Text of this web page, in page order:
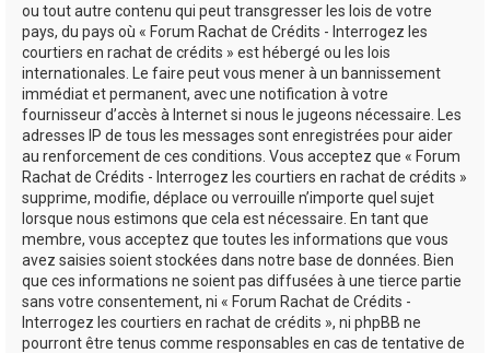
ou tout autre contenu qui peut transgresser les lois de votre
pays, du pays où « Forum Rachat de Crédits - Interrogez les
courtiers en rachat de crédits » est hébergé ou les lois
internationales. Le faire peut vous mener à un bannissement
immédiat et permanent, avec une notification à votre
fournisseur d’accès à Internet si nous le jugeons nécessaire. Les
adresses IP de tous les messages sont enregistrées pour aider
au renforcement de ces conditions. Vous acceptez que « Forum
Rachat de Crédits - Interrogez les courtiers en rachat de crédits »
supprime, modifie, déplace ou verrouille n’importe quel sujet
lorsque nous estimons que cela est nécessaire. En tant que
membre, vous acceptez que toutes les informations que vous
avez saisies soient stockées dans notre base de données. Bien
que ces informations ne soient pas diffusées à une tierce partie
sans votre consentement, ni « Forum Rachat de Crédits -
Interrogez les courtiers en rachat de crédits », ni phpBB ne
pourront être tenus comme responsables en cas de tentative de